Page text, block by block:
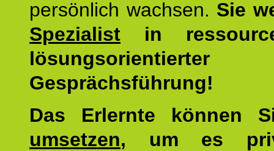
persönlich wachsen. Sie
Spezialist in
lösungsorientierter
Gesprächsführung!
Das Erlernte können
umsetzen, um es